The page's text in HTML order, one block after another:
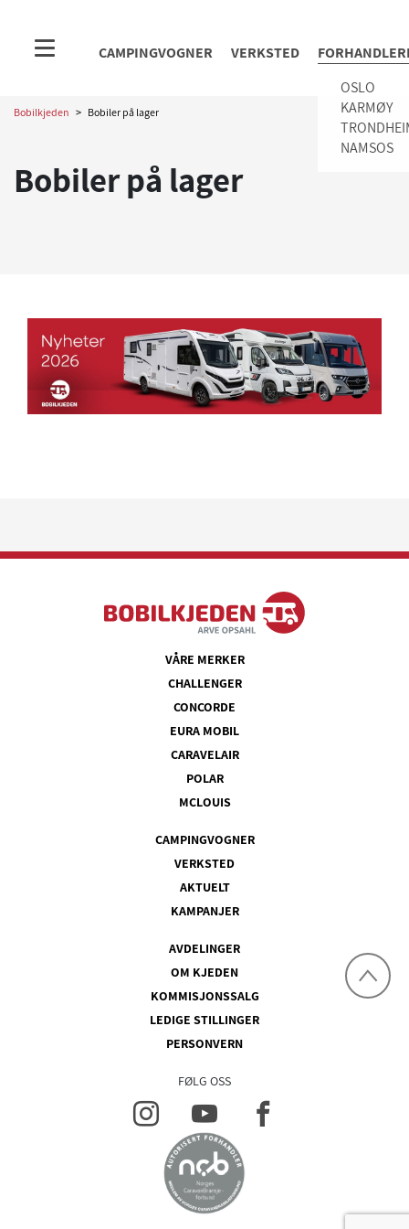
CAMPINGVOGNER VERKSTED
OSLO
KARMØY
NAMSOS
Bobilkjeden > Bobiler på lager
Bobiler på lager
VÅRE MERKER
CHALLENGER
CONCORDE
EURA MOBIL
CARAVELAIR
POLAR
MCLOUIS
CAMPINGVOGNER
VERKSTED
AKTUELT
KAMPANJER
AVDELINGER
OM KJEDEN
KOMMISJONSSALG
LEDIGE STILLINGER
PERSONVERN
FØLG OSS